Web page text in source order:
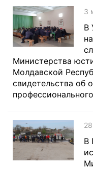
3
В
Министерства
Молдавской
свидетельства об
В